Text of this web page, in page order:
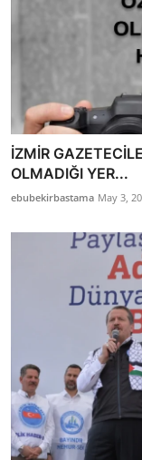
İZMİR
OLMADIĞI YER...
ebubekirbastama May 3,